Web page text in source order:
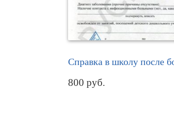
Справка в школу после
800 руб.